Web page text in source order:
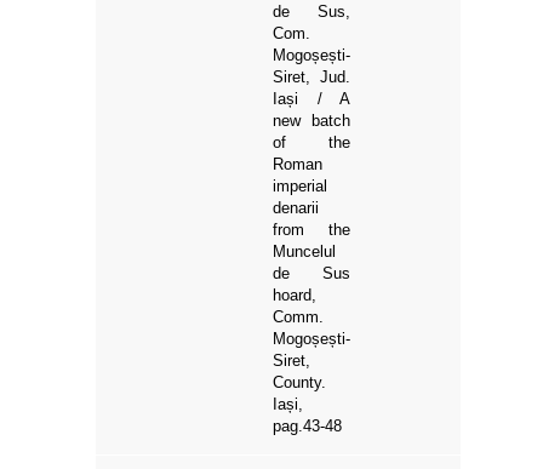
de Sus,
Com.
Mogoșești-
Siret, Jud.
Iași / A
new batch
of the
Roman
imperial
denarii
from the
Muncelul
de Sus
hoard,
Comm.
Mogoșești-
Siret,
County.
Iași,
pag.43-48